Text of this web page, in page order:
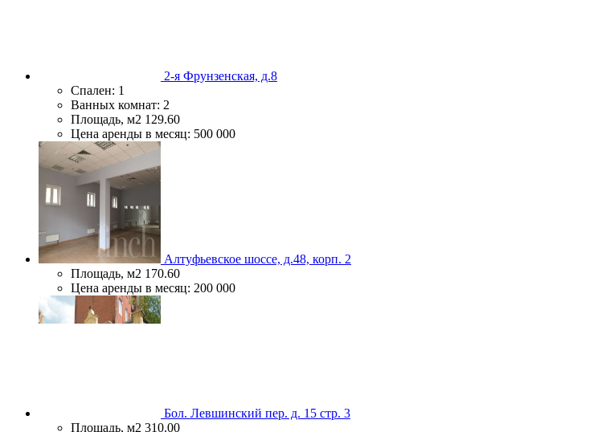
2-я Фрунзенская, д.8
Спален: 1
Ванных комнат: 2
Площадь, м2 129.60
Цена аренды в месяц: 500 000
Алтуфьевское шоссе, д.48, корп. 2
Площадь, м2 170.60
Цена аренды в месяц: 200 000
Бол. Левшинский пер. д. 15 стр. 3
Площадь, м2 310.00